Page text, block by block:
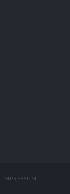
IMPRESSUM